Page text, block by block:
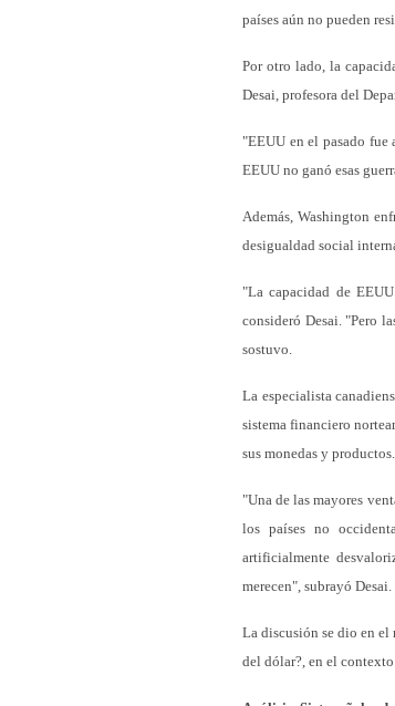
países aún no pueden
Por otro lado, la
Desai, profesora del
"EEUU en el pasado
EEUU no ganó esas
Además, Washington
desigualdad social
"La capacidad de
consideró Desai. "Pero
sostuvo.
La especialista
sistema financiero
sus monedas y productos.
"Una de las mayores
los países no
artificialmente
merecen", subrayó Desai.
La discusión se dio en
del dólar?, en el